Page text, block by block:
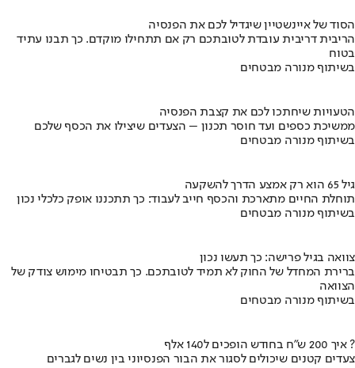
הסוד של איינשטיין שיגדיל לכם את הפנסיה
הריבית דריבית עובדת לטובתכם רק אם תתחילו מוקדם. כך תבנו עתיד
בטוח
בשיתוף מנורה מבטחים
הטעויות שיחתכו לכם את קצבת הפנסיה
ממשיכת כספים ועד חוסר תכנון – הצעדים שיצילו את הכסף שלכם
בשיתוף מנורה מבטחים
גיל 65 הוא רק אמצע הדרך להשקעה
תוחלת החיים מתארכת והכסף חייב לעבוד: כך תתכננו אופק כלכלי נכון
בשיתוף מנורה מבטחים
צוואה בגיל פרישה: כך תעשו נכון
ברירת המחדל של החוק לא תמיד לטובתכם. כך תבטיחו מימוש צודק של
הצוואה
בשיתוף מנורה מבטחים
איך 200 ש"ח בחודש הופכים ל140 אלף ?
צעדים קטנים שיכולים לסגור את הבור הפנסיוני בין נשים לגברים